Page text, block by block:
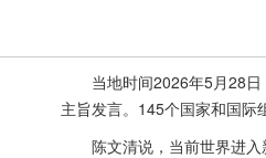
当地时间2026年5月28
主旨发言。145个国家和国际
陈文清说，当前世界进